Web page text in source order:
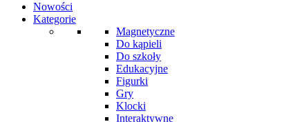
Nowości
Kategorie
Magnetyczne
Do kąpieli
Do szkoły
Edukacyjne
Figurki
Gry
Klocki
Interaktywne